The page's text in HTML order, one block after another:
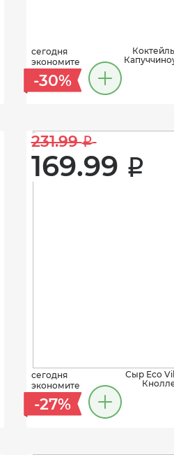
сегодня
экономите
-30%
231.99 i
169.99 i
сегодня
экономите
-27%
Сыр Eco